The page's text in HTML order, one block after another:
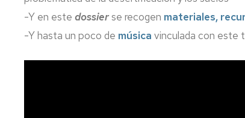
-Y en este dossierse recogen materiales,
-Y hasta un poco de música vinculada con este